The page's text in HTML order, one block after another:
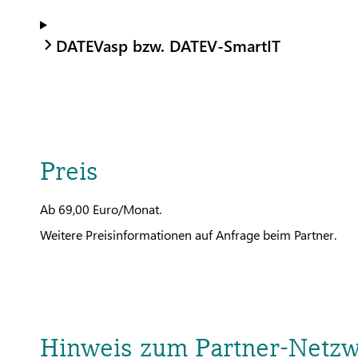
DATEVasp bzw. DATEV-SmartIT
Preis
Ab 69,00 Euro/Monat.
Weitere Preisinformationen auf Anfrage beim Partner.
Hinweis zum Partner-